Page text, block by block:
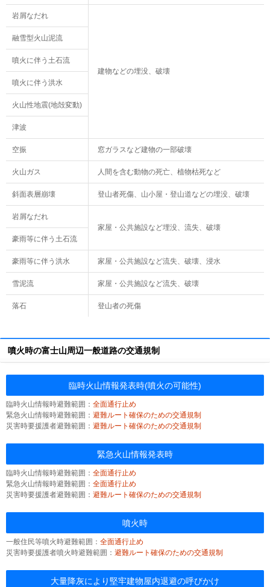
岩屑なだれ
建物などの埋没、破壊
融雪型火山泥流
噴火に伴う土石流
噴火に伴う洪水
火山性地震(地殻変動)
津波
空振 窓ガラスなど建物の一部破壊
火山ガス 人間を含む動物の死亡、植物枯死など
斜面表層崩壊 登山者死傷、山小屋・登山道などの埋没、破壊
岩屑なだれ
家屋・公共施設など埋没、流失、破壊
豪雨等に伴う土石流
豪雨等に伴う洪水 家屋・公共施設など流失、破壊、浸水
雪泥流 家屋・公共施設など流失、破壊
落石 登山者の死傷
噴火時の富士山周辺一般道路の交通規制
臨時火山情報発表時(噴火の可能性)
臨時火山情報時避難範囲： 全面通行止め
緊急火山情報時避難範囲： 避難ルート確保のための交通規制
災害時要援護者避難範囲： 避難ルート確保のための交通規制
緊急火山情報発表時
臨時火山情報時避難範囲： 全面通行止め
緊急火山情報時避難範囲： 全面通行止め
災害時要援護者避難範囲： 避難ルート確保のための交通規制
噴火時
一般住民等噴火時避難範囲： 全面通行止め
災害時要援護者噴火時避難範囲： 避難ルート確保のための交通規制
大量降灰により堅牢建物屋内退避の呼びかけ